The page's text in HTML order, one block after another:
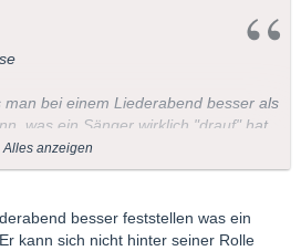
bei einem Liederabend besser als
was ein Sänger wirklich "drauf" hat,
und Ausdrucksfähigkeit angeht. So
ich von J.Kaufmanns "Müllerin"
ihn in meiner wertschätzung etwas
Alles anzeigen
besser feststellen was ein
kann sich nicht hinter seiner Rolle